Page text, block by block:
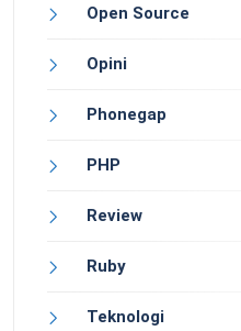
Open Source
Opini
Phonegap
PHP
Review
Ruby
Teknologi